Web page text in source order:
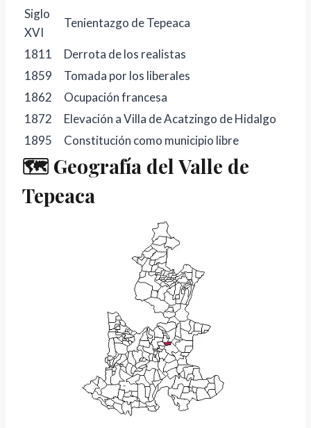
Siglo
XVI
Tenientazgo de Tepeaca
1811
Derrota de los realistas
1859
Tomada por los liberales
1862
Ocupación francesa
1872
Elevación a Villa de Acatzingo de Hidalgo
1895
Constitución como municipio libre
🗺️ Geografía del Valle de
Tepeaca